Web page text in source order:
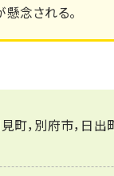
念される。
町，別府市，日出